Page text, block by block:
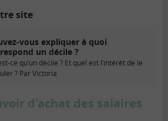
site
vous expliquer à quoi
un décile ?
ce qu’un décile ? Et quel est l’intérêt de le
? Par Victoria
d’achat des salaires